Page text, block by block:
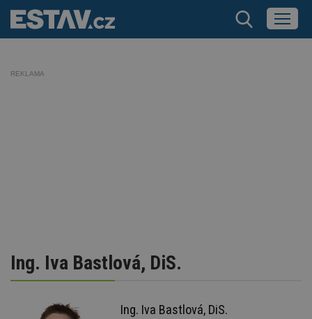
REKLAMA
Ing. Iva Bastlová, DiS.
Ing. Iva Bastlová, DiS.